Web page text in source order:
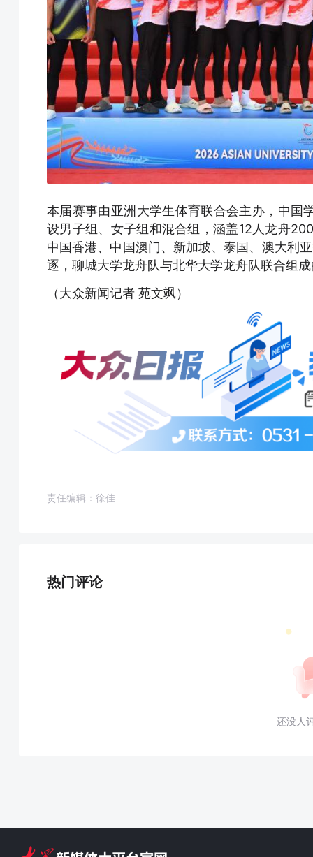
本届赛事由亚洲大学生体育联合会主办，中国
设男子组、女子组和混合组，涵盖12人龙舟
中国香港、中国澳门、新加坡、泰国、澳大利
逐，聊城大学龙舟队与北华大学龙舟队联合组
（大众新闻记者 苑文飒）
责任编辑：徐佳
热门评论
还没人